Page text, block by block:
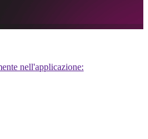
nell'applicazione: